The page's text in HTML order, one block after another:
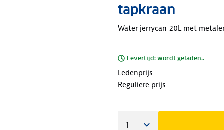
tapkraan
Water jerrycan 20L met
Levertijd: wordt geladen..
Ledenprijs
Reguliere prijs